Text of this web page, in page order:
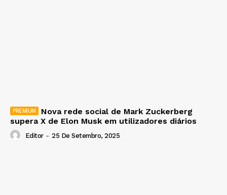
Nova rede social de Mark Zuckerberg
supera X de Elon Musk em utilizadores diários
Editor - 25 De Setembro, 2025